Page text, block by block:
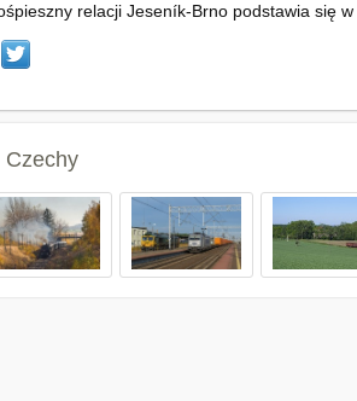
relacji Jeseník-Brno podstawia się
Czechy